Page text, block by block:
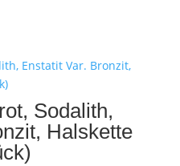
Sodalith,
Halskette